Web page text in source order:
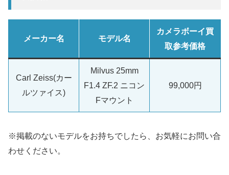
メーカー名 モデル名
カメラボーイ買
取参考価格
Carl Zeiss(カー
ルツァイス)
Milvus 25mm
F1.4 ZF.2 ニコン
Fマウント
99,000円
※掲載のないモデルをお持ちでしたら、お気軽にお問い合
わせください。